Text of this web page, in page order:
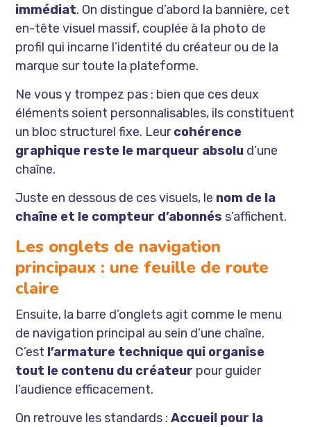
immédiat. On distingue d’abord la bannière, cet
en-tête visuel massif, couplée à la photo de
profil qui incarne l’identité du créateur ou de la
marque sur toute la plateforme.
Ne vous y trompez pas : bien que ces deux
éléments soient personnalisables, ils constituent
un bloc structurel fixe. Leurcohérence
graphique reste le marqueur absolu d’une
chaîne.
Juste en dessous de ces visuels, le nom de la
chaîne et le compteur d’abonnés s’affichent.
Les onglets de navigation
principaux : une feuille de route
claire
Ensuite, la barre d’onglets agit comme le menu
de navigation principal au sein d’une chaîne.
C’est l’armature technique qui organise
tout le contenu du créateur pour guider
l’audience efficacement.
On retrouve les standards :Accueil pour la